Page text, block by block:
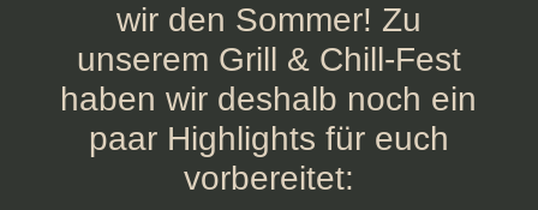
wir den Sommer! Zu
unserem Grill & Chill-Fest
haben wir deshalb noch ein
paar Highlights für euch
vorbereitet: